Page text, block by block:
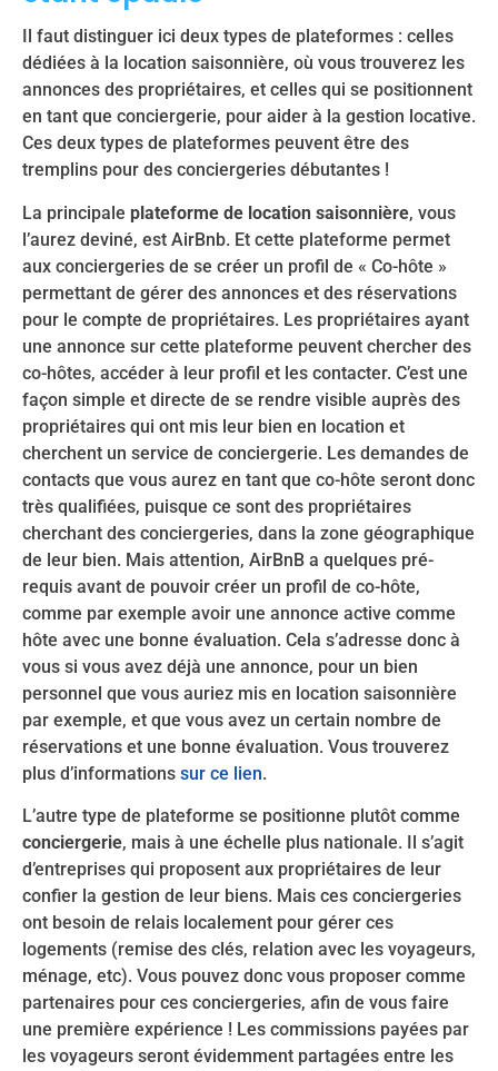
Il faut distinguer ici deux types de plateformes : celles
dédiées à la location saisonnière, où vous trouverez les
annonces des propriétaires, et celles qui se positionnent
en tant que conciergerie, pour aider à la gestion locative.
Ces deux types de plateformes peuvent être des
tremplins pour des conciergeries débutantes !
La principale plateforme de location saisonnière, vous
l’aurez deviné, est AirBnb. Et cette plateforme permet
aux conciergeries de se créer un profil de « Co-hôte »
permettant de gérer des annonces et des réservations
pour le compte de propriétaires. Les propriétaires ayant
une annonce sur cette plateforme peuvent chercher des
co-hôtes, accéder à leur profil et les contacter. C’est une
façon simple et directe de se rendre visible auprès des
propriétaires qui ont mis leur bien en location et
cherchent un service de conciergerie. Les demandes de
contacts que vous aurez en tant que co-hôte seront donc
très qualifiées, puisque ce sont des propriétaires
cherchant des conciergeries, dans la zone géographique
de leur bien. Mais attention, AirBnB a quelques pré-
requis avant de pouvoir créer un profil de co-hôte,
comme par exemple avoir une annonce active comme
hôte avec une bonne évaluation. Cela s’adresse donc à
vous si vous avez déjà une annonce, pour un bien
personnel que vous auriez mis en location saisonnière
par exemple, et que vous avez un certain nombre de
réservations et une bonne évaluation. Vous trouverez
plus d’informations sur ce lien.
L’autre type de plateforme se positionne plutôt comme
conciergerie, mais à une échelle plus nationale. Il s’agit
d’entreprises qui proposent aux propriétaires de leur
confier la gestion de leur biens. Mais ces conciergeries
ont besoin de relais localement pour gérer ces
logements (remise des clés, relation avec les voyageurs,
ménage, etc). Vous pouvez donc vous proposer comme
partenaires pour ces conciergeries, afin de vous faire
une première expérience ! Les commissions payées par
les voyageurs seront évidemment partagées entre les